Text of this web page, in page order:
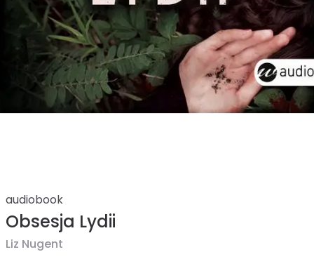
audiobook
Obsesja Lydii
Liz Nugent